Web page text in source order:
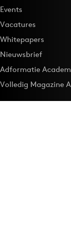
Events
Vacatures
Whitepapers
Nieuwsbrief
Adformatie
Volledig Magazine